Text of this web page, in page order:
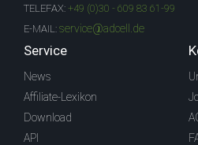
TELEFAX: +49 (0)30 - 609 83 61-99
E-MAIL: service@adcell.de
Service
News
Affiliate-Lexikon
Download
API